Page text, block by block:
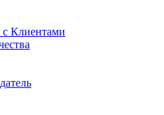
Клиентами